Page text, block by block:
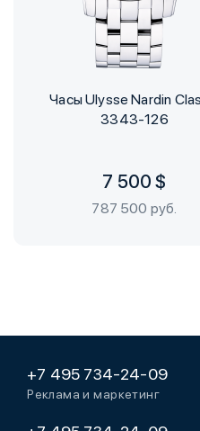
Часы Ulysse Nardin
3343-126
7 500 $
787 500 руб.
+7 495 734-24-09
Реклама и маркетинг